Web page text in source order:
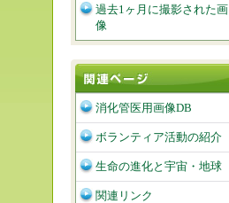
過去1ヶ月に撮影された画
像
消化管医用画像DB
ボランティア活動の紹介
生命の進化と宇宙・地球
関連リンク